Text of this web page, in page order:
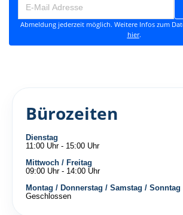
Abmeldung jederzeit möglich. Weitere Infos zum
hier.
Bürozeiten
Dienstag
11:00 Uhr - 15:00 Uhr
Mittwoch / Freitag
09:00 Uhr - 14:00 Uhr
Montag / Donnerstag / Samstag / Sonntag
Geschlossen